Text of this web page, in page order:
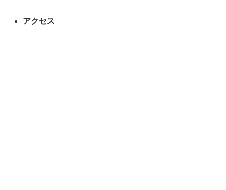
アクセス